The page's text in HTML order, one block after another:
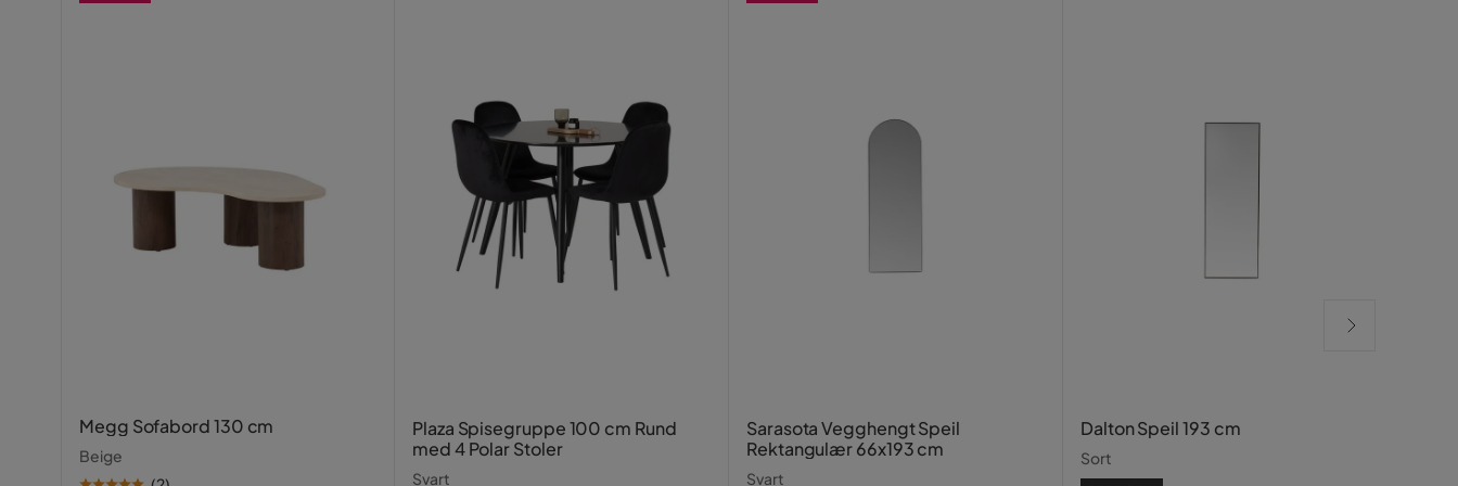
Megg Sofabord 130 cm
Beige
Plaza Spisegruppe 100 cm Rund
med 4 Polar Stoler
Svart
Sarasota Vegghengt Speil
Rektangulær 66x193 cm
Svart
Dalton Speil 193 cm
Sort